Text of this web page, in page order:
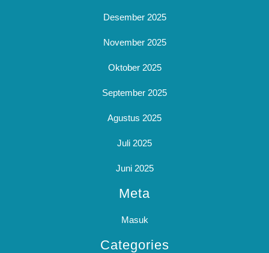
Desember 2025
November 2025
Oktober 2025
September 2025
Agustus 2025
Juli 2025
Juni 2025
Meta
Masuk
Categories